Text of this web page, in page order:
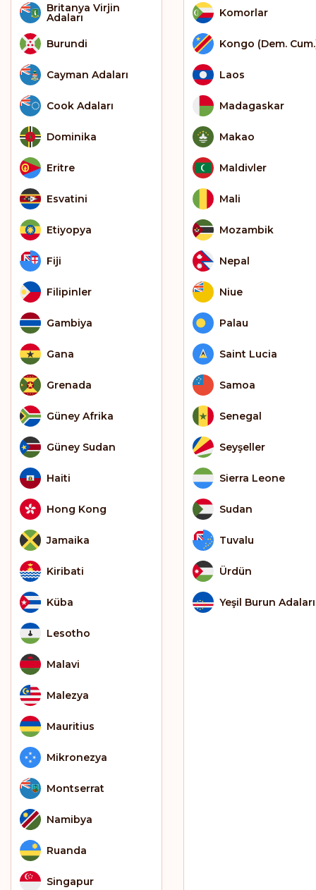
Britanya Virjin
Adaları
Burundi
Cayman Adaları
Cook Adaları
Dominika
Eritre
Esvatini
Etiyopya
Fiji
Filipinler
Gambiya
Gana
Grenada
Güney Afrika
Güney Sudan
Haiti
Hong Kong
Jamaika
Kiribati
Küba
Lesotho
Malavi
Malezya
Mauritius
Mikronezya
Montserrat
Namibya
Ruanda
Singapur
Komorlar
Kongo (Dem.
Laos
Madagaskar
Makao
Maldivler
Mali
Mozambik
Nepal
Niue
Palau
Saint Lucia
Samoa
Senegal
Seyşeller
Sierra Leone
Sudan
Tuvalu
Ürdün
Yeşil Burun Adaları